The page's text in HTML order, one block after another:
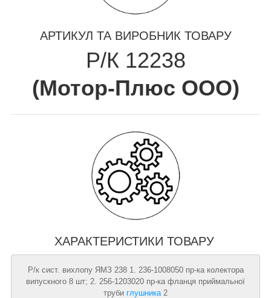
АРТИКУЛ ТА ВИРОБНИК ТОВАРУ
Р/К 12238
(Мотор-Плюс ООО)
ХАРАКТЕРИСТИКИ ТОВАРУ
Р/к сист. вихлопу ЯМЗ 238 1. 236-1008050 пр-ка колектора
випускного 8 шт; 2. 256-1203020 пр-ка фланця приймальної
труби глушника 2